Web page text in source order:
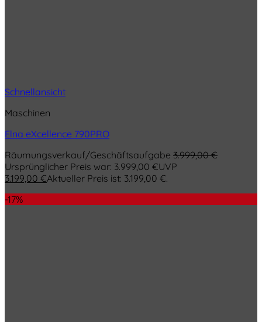
Schnellansicht
Maschinen
Elna eXcellence 790PRO
Räumungsverkauf/Geschäftsaufgabe 3.999,00€
Ursprünglicher Preis war: 3.999,00 €UVP
3.199,00 €Aktueller Preis ist: 3.199,00 €.
-17%